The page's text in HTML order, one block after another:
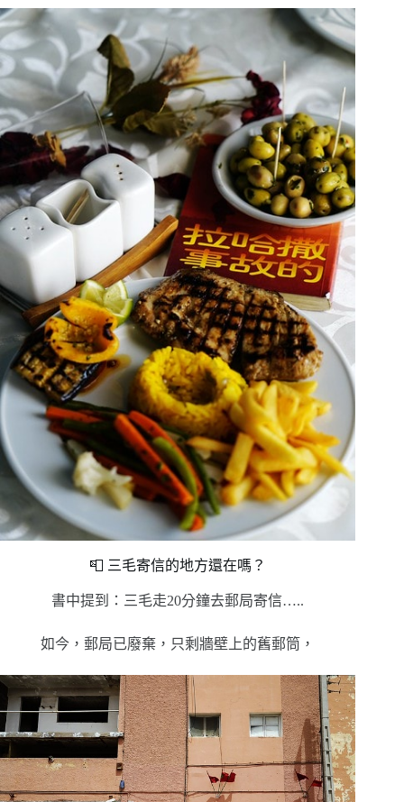
📮 三毛寄信的地方還在嗎？
書中提到：三毛走20分鐘去郵局寄信…..
如今，郵局已廢棄，只剩牆壁上的舊郵筒，